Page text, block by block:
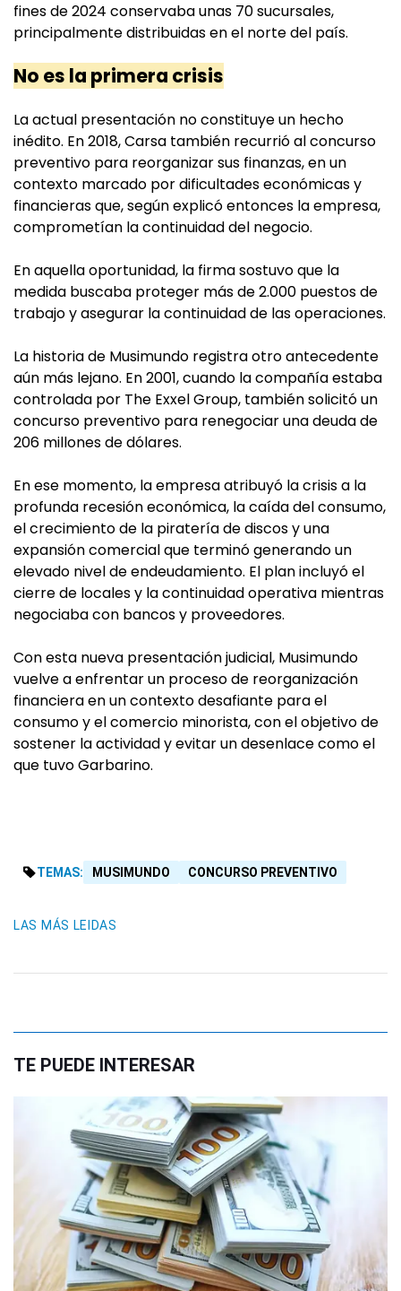
fines de 2024 conservaba unas 70 sucursales,
principalmente distribuidas en el norte del país.
No es la primera crisis
La actual presentación no constituye un hecho
inédito. En 2018, Carsa también recurrió al concurso
preventivo para reorganizar sus finanzas, en un
contexto marcado por dificultades económicas y
financieras que, según explicó entonces la empresa,
comprometían la continuidad del negocio.
En aquella oportunidad, la firma sostuvo que la
medida buscaba proteger más de 2.000 puestos de
trabajo y asegurar la continuidad de las operaciones.
La historia de Musimundo registra otro antecedente
aún más lejano. En 2001, cuando la compañía estaba
controlada por The Exxel Group, también solicitó un
concurso preventivo para renegociar una deuda de
206 millones de dólares.
En ese momento, la empresa atribuyó la crisis a la
profunda recesión económica, la caída del consumo,
el crecimiento de la piratería de discos y una
expansión comercial que terminó generando un
elevado nivel de endeudamiento. El plan incluyó el
cierre de locales y la continuidad operativa mientras
negociaba con bancos y proveedores.
Con esta nueva presentación judicial, Musimundo
vuelve a enfrentar un proceso de reorganización
financiera en un contexto desafiante para el
consumo y el comercio minorista, con el objetivo de
sostener la actividad y evitar un desenlace como el
que tuvo Garbarino.
TEMAS: MUSIMUNDO CONCURSO PREVENTIVO
LAS MÁS LEIDAS
TE PUEDE INTERESAR